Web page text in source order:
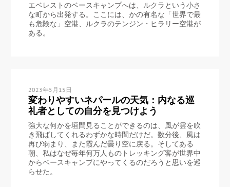
エベレストのベースキャンプへは、ルクラという小さ
な町から出発する。ここには、かの有名な「世界で最
も危険な」空港、ルクラのテンジン・ヒラリー空港が
ある。
2023年5月15日
変わりやすいネパールの天気：内なる巡
礼者としての自分を見つけよう
強大な何かを垣間見ることができるのは、風が雲を吹
き飛ばしてくれるわずかな時間だけだ。数分後、風は
再び弱まり、また霞んだ曇り空に戻る。そしてある
朝、私はなぜ毎年何万人ものトレッキング客が世界中
からベースキャンプにやってくるのだろうと思いを巡
らせた。